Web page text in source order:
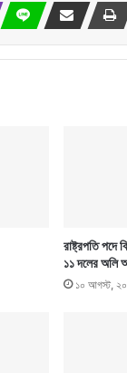
রাষ্ট্রপতি পদে
১১ দলের অলি
১০ আগস্ট,